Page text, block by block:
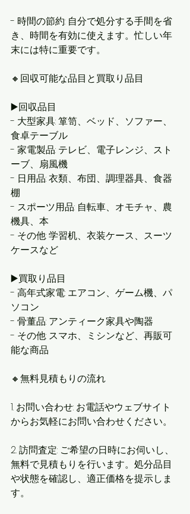
- 時間の節約: 自分で処分する手間を省
き、時間を有効に使えます。忙しい年
末には特に重要です。
🔸回収可能な品目と買取り品目
▶️回収品目
- 大型家具: 箪笥、ベッド、ソファー、
食卓テーブル
- 家電製品: テレビ、電子レンジ、スト
ーブ、扇風機
- 日用品: 衣類、布団、調理器具、食器
棚
- スポーツ用品: 自転車、オモチャ、農
機具、本
- その他: 学習机、衣装ケース、スーツ
ケースなど
▶️買取り品目
- 高年式家電: エアコン、ゲーム機、パ
ソコン
- 骨董品: アンティーク家具や陶器
- その他: スマホ、ミシンなど、再販可
能な商品
🔸無料見積もりの流れ
1. お問い合わせ: お電話やウェブサイト
からお気軽にお問い合わせください。
2. 訪問査定: ご希望の日時にお伺いし、
無料で見積もりを行います。処分品目
や状態を確認し、適正価格を提示しま
す。